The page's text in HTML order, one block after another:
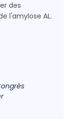
des
l'amylose AL.